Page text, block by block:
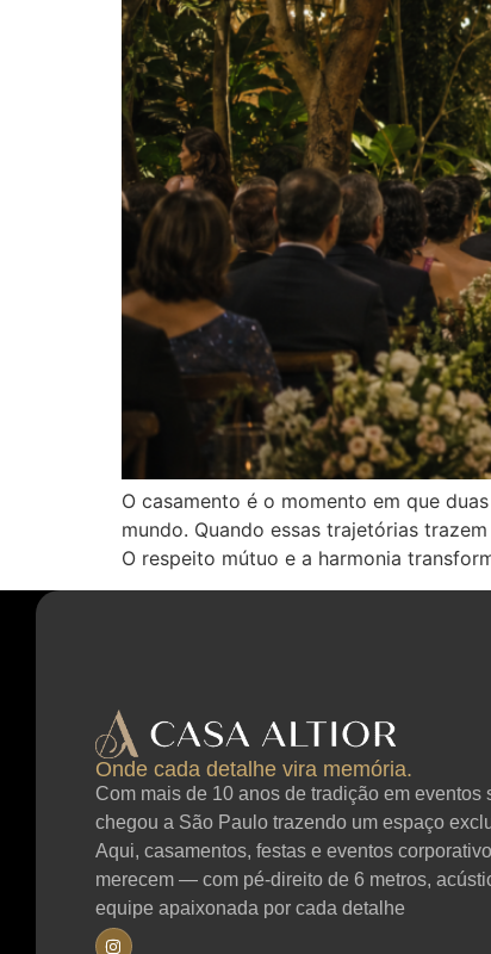
O casamento é o momento em que
mundo. Quando essas trajetórias
O respeito mútuo e a harmonia
Onde cada detalhe vira memória.
Com mais de 10 anos de tradição em
chegou a São Paulo trazendo um espaço
Aqui, casamentos, festas e eventos
merecem — com pé-direito de 6 metros,
equipe apaixonada por cada detalhe